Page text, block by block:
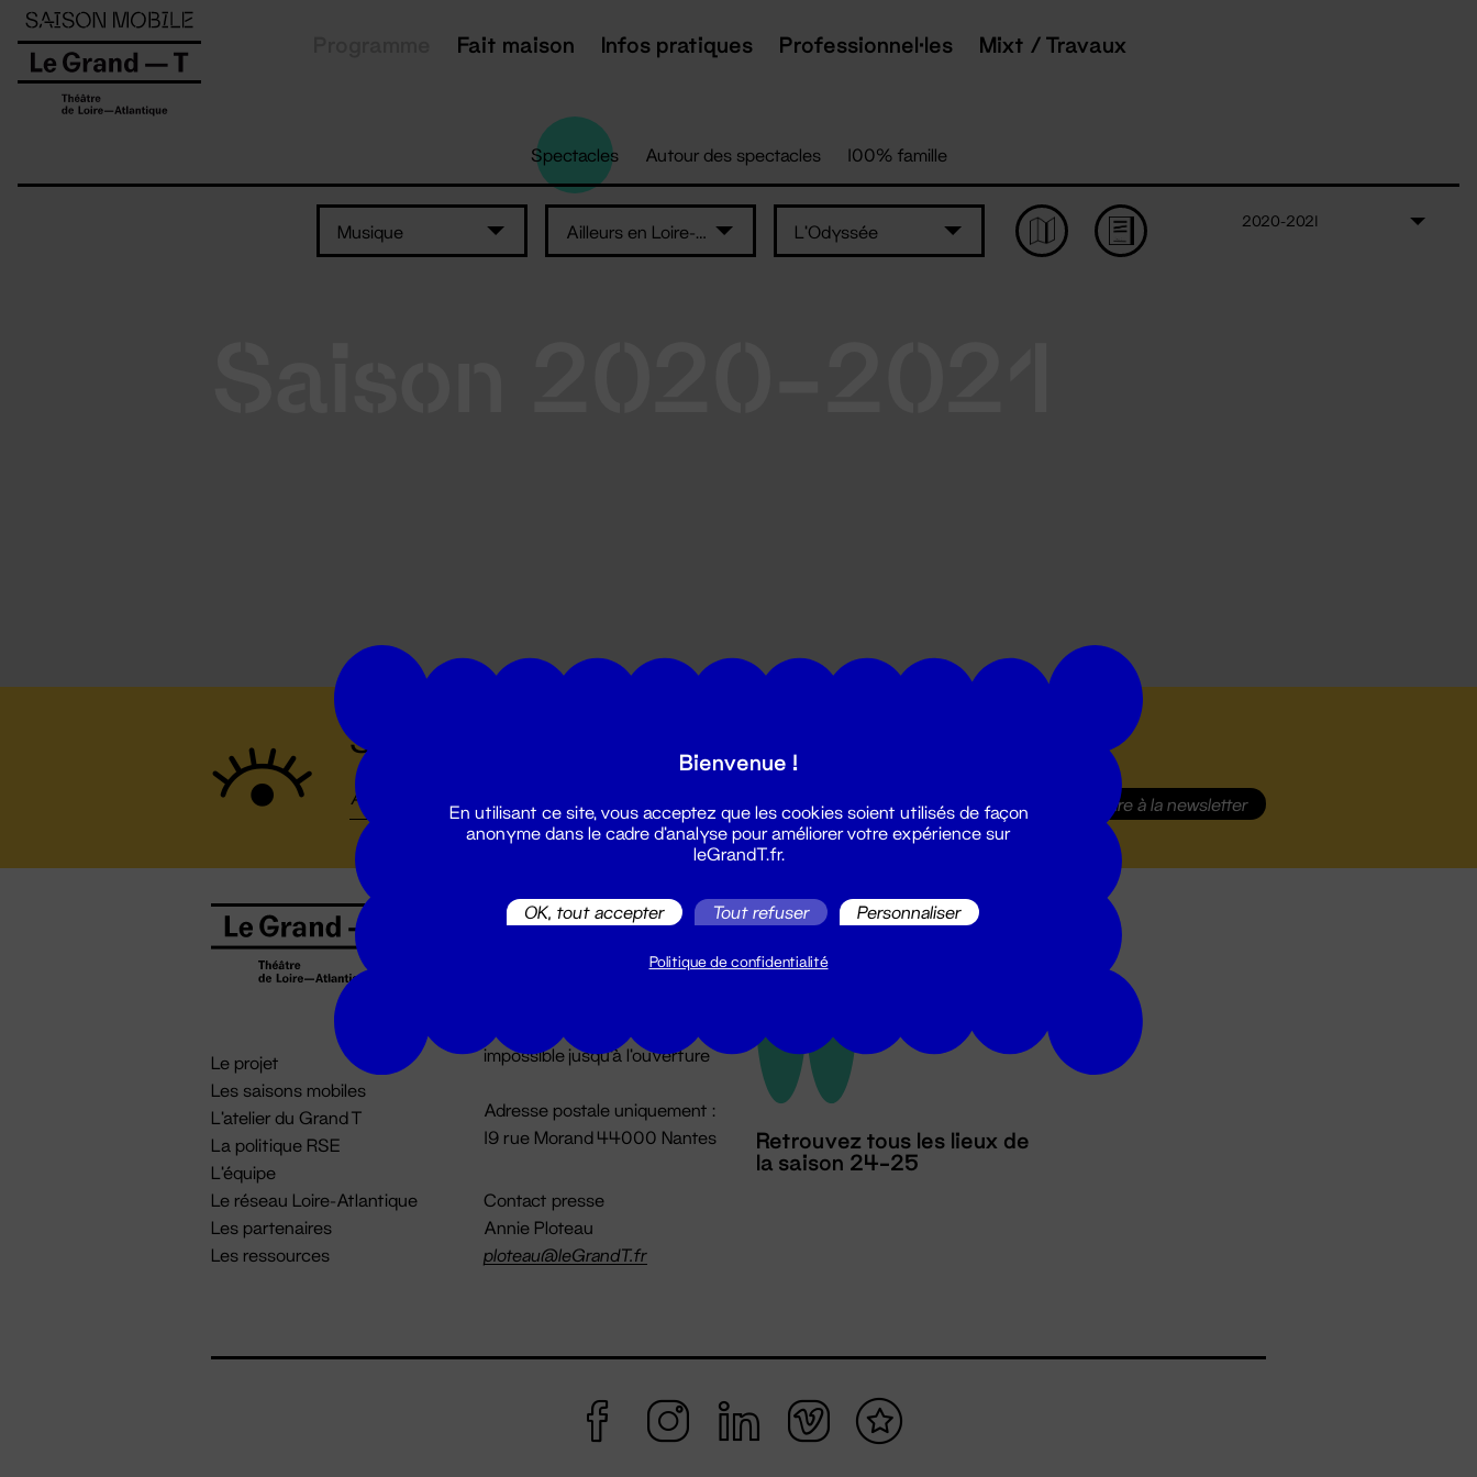
Fait maison Infos pratiques Professionnel·les Mixt / Travaux
Spectacles Autour des spectacles 100% famille
Musique Ailleurs en Loire-Atlantique L'Odyssée
2020-2021
Suivez toutes les actualités du Grand T :
S'inscrire à la newsletter
Le projet
Les saisons mobiles
L'atelier du Grand T
La politique RSE
L'équipe
Le réseau Loire-Atlantique
Les partenaires
Les ressources
Billetterie
billetterie@leGrandT.fr
impossible jusqu'à l'ouverture
Adresse postale uniquement :
19 rue Morand 44000 Nantes
Contact presse
Annie Ploteau
ploteau@leGrandT.fr
Retrouvez tous les lieux de
la saison 24-25
Panneau de gestion des cookies
Bienvenue !
En utilisant ce site, vous acceptez que les cookies soient utilisés de façon
anonyme dans le cadre d'analyse pour améliorer votre expérience sur
leGrandT.fr.
OK, tout accepter Tout refuser Personnaliser
Politique de confidentialité